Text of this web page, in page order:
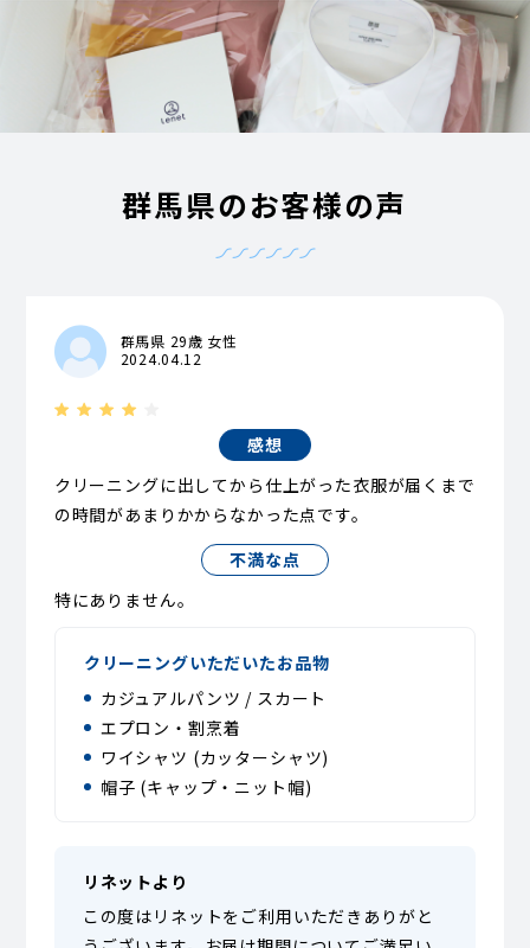
群馬県のお客様の声
群馬県 29歳 女性
2024.04.12
感想
クリーニングに出してから仕上がった衣服が届くまで
の時間があまりかからなかった点です。
不満な点
特にありません。
クリーニングいただいたお品物
カジュアルパンツ / スカート
エプロン・割烹着
ワイシャツ (カッターシャツ)
帽子 (キャップ・ニット帽)
リネットより
この度はリネットをご利用いただきありがと